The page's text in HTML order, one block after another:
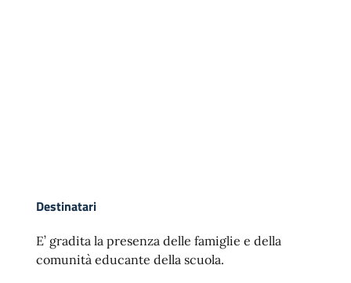
Destinatari
E’ gradita la presenza delle famiglie e della
comunità educante della scuola.